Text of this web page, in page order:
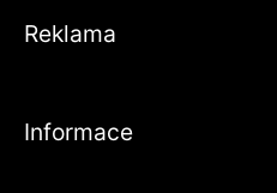
Reklama
Informace